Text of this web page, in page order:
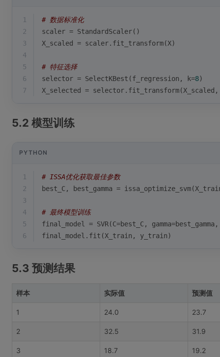
1
# 数据标准化
2
scaler = StandardScaler()
3
X_scaled = scaler.fit_transform(X)
4
5
# 特征选择
6
selector = SelectKBest(f_regression, k=8)
7
X_selected =
5.2 模型训练
PYTHON
1
# ISSA优化获取最佳参数
2
best_C, best_gamma =
3
4
# 最终模型训练
5
final_model = SVR(C=best_C,
6
final_model.fit(X_train, y_train)
5.3 预测结果
样本 实际值 预测值
1 24.0 23.7
2 32.5 31.9
3 18.7 19.2